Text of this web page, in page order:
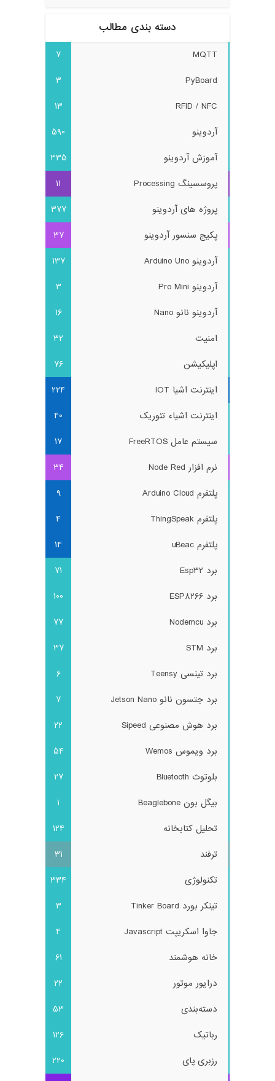
دسته بندی مطالب
MQTT
7
PyBoard
3
RFID / NFC
13
آردوینو
590
آموزش آردوینو
335
پروسسینگ Processing
11
پروژه های آردوینو
377
پکیج سنسور آردوینو
37
آردوینو Arduino Uno
137
آردوینو Pro Mini
3
آردوینو نانو Nano
16
امنیت
32
اپلیکیشن
76
اینترنت اشیا IOT
224
اینترنت اشیاء تئوریک
40
سیستم عامل FreeRTOS
17
نرم افزار Node Red
34
پلتفرم Arduino Cloud
9
پلتفرم ThingSpeak
4
پلتفرم uBeac
14
برد Esp32
71
برد ESP8266
100
برد Nodemcu
77
برد STM
37
برد تینسی Teensy
6
برد جتسون نانو Jetson Nano
7
برد هوش مصنوعی Sipeed
22
برد ویموس Wemos
54
بلوتوث Bluetooth
27
بیگل بون Beaglebone
1
تحلیل کتابخانه
124
ترفند
31
تکنولوژی
334
تینکر بورد Tinker Board
3
جاوا اسکریپت Javascript
4
خانه هوشمند
61
درایور موتور
22
دسته‌بندی
53
رباتیک
126
رزبری پای
220